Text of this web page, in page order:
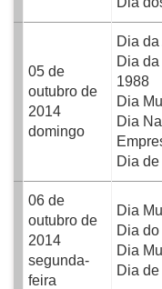
05 de
outubro de
2014
domingo
Dia
Dia
1988
Dia
Dia
Dia
06 de
outubro de
2014
segunda-
feira
Dia
Dia
Dia
Dia